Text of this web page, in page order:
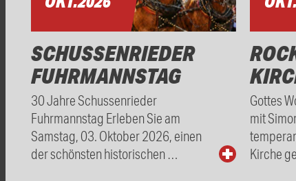
SCHUSSENRIEDER
FUHRMANNSTAG
30 Jahre Schussenrieder
Fuhrmannstag Erleben Sie am
Samstag, 03. Oktober 2026, einen
der schönsten historischen …
Gottes
mit
Kirche